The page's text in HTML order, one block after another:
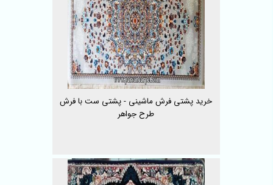
خرید پشتی فرش ماشینی - پشتی ست با فرش
طرح جواهر